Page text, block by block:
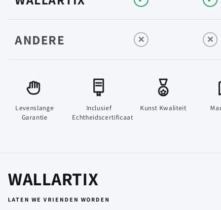
ANDERE ✕ ✕
Levenslange
Garantie
Inclusief
Echtheidscertificaat
Kunst Kwaliteit
WALLARTIX
LATEN WE VRIENDEN WORDEN